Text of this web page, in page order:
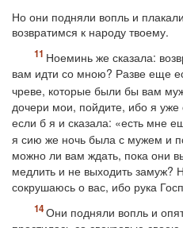
Но они подняли вопль и плакали
возвратимся к народу твоему.
Ноеминь же сказала:
вам идти со мною? Разве еще
чреве, которые были бы вам
дочери мои, пойдите, ибо я
если б я и сказала: «есть мне
я сию же ночь была с мужем и
можно ли вам ждать, пока они
медлить и не выходить замуж?
сокрушаюсь о вас, ибо рука
Они подняли вопль и